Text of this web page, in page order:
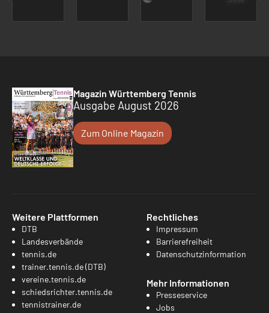
Magazin Württemberg Tennis
Ausgabe August 2026
Zum Online Magazin
Weitere Plattformen
DTB
Landesverbände
tennis.de
trainer.tennis.de (DTB)
vereine.tennis.de
schiedsrichter.tennis.de
tennistrainer.de
Rechtliches
Impressum
Barrierefreiheit
Datenschutzinformation
Mehr Informationen
Presseservice
Jobs